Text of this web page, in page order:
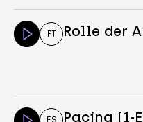
PT Rolle der
ES Pacing (1-